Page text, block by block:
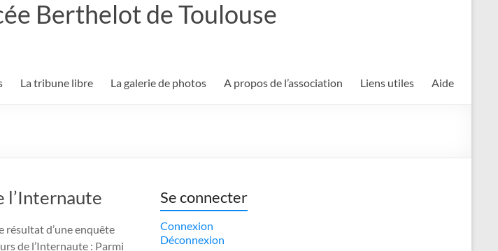
Berthelot de Toulouse
La tribune libre La galerie de photos A propos de l’association Liens utiles Aide
l’Internaute
résultat d’une enquête
de l’Internaute : Parmi
Se connecter
Connexion
Déconnexion